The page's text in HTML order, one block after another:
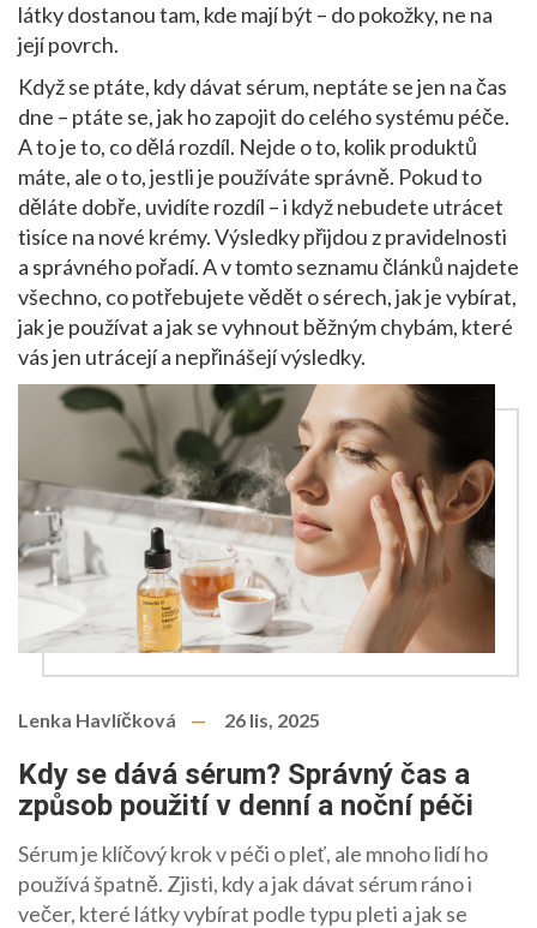
látky dostanou tam, kde mají být – do pokožky, ne na
její povrch.
Když se ptáte, kdy dávat sérum, neptáte se jen na čas
dne – ptáte se, jak ho zapojit do celého systému péče.
A to je to, co dělá rozdíl. Nejde o to, kolik produktů
máte, ale o to, jestli je používáte správně. Pokud to
děláte dobře, uvidíte rozdíl – i když nebudete utrácet
tisíce na nové krémy. Výsledky přijdou z pravidelnosti
a správného pořadí. A v tomto seznamu článků najdete
všechno, co potřebujete vědět o sérech, jak je vybírat,
jak je používat a jak se vyhnout běžným chybám, které
vás jen utrácejí a nepřinášejí výsledky.
Lenka Havlíčková 26 lis, 2025
Kdy se dává sérum? Správný čas a
způsob použití v denní a noční péči
Sérum je klíčový krok v péči o pleť, ale mnoho lidí ho
používá špatně. Zjisti, kdy a jak dávat sérum ráno i
večer, které látky vybírat podle typu pleti a jak se